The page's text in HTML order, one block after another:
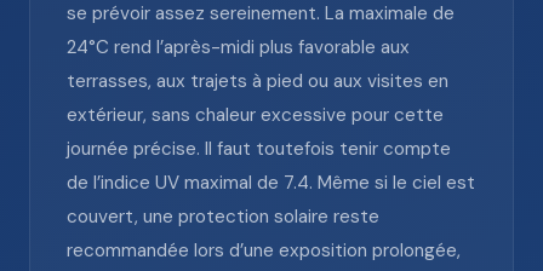
se prévoir assez sereinement. La maximale de
24°C rend l’après-midi plus favorable aux
terrasses, aux trajets à pied ou aux visites en
extérieur, sans chaleur excessive pour cette
journée précise. Il faut toutefois tenir compte
de l’indice UV maximal de 7.4. Même si le ciel est
couvert, une protection solaire reste
recommandée lors d’une exposition prolongée,